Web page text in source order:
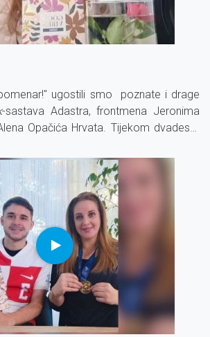
ugostili smo poznate i drage
-sastava Adastra, frontmena Jeronima
Opačića Hrvata. Tijekom dvadeset